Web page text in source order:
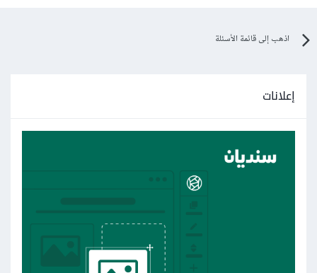
اذهب إلى قائمة الأسئلة
إعلانات